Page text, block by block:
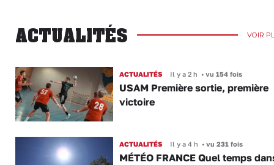
ACTUALITÉS VOIR
ACTUALITÉS Il y a 2 h •vu 154 fois
USAM Première sortie, première
victoire
ACTUALITÉS Il y a 4 h •vu 231 fois
MÉTÉO FRANCE Quel temps